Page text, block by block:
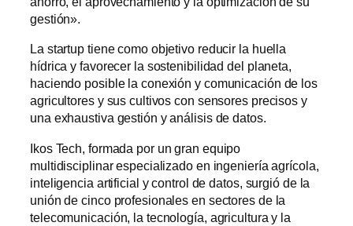
gestión».
La startup tiene como objetivo reducir la huella
hídrica y favorecer la sostenibilidad del planeta,
haciendo posible la conexión y comunicación de los
agricultores y sus cultivos con sensores precisos y
una exhaustiva gestión y análisis de datos.
Ikos Tech, formada por un gran equipo
multidisciplinar especializado en ingeniería agrícola,
inteligencia artificial y control de datos, surgió de la
unión de cinco profesionales en sectores de la
telecomunicación, la tecnología, agricultura y la